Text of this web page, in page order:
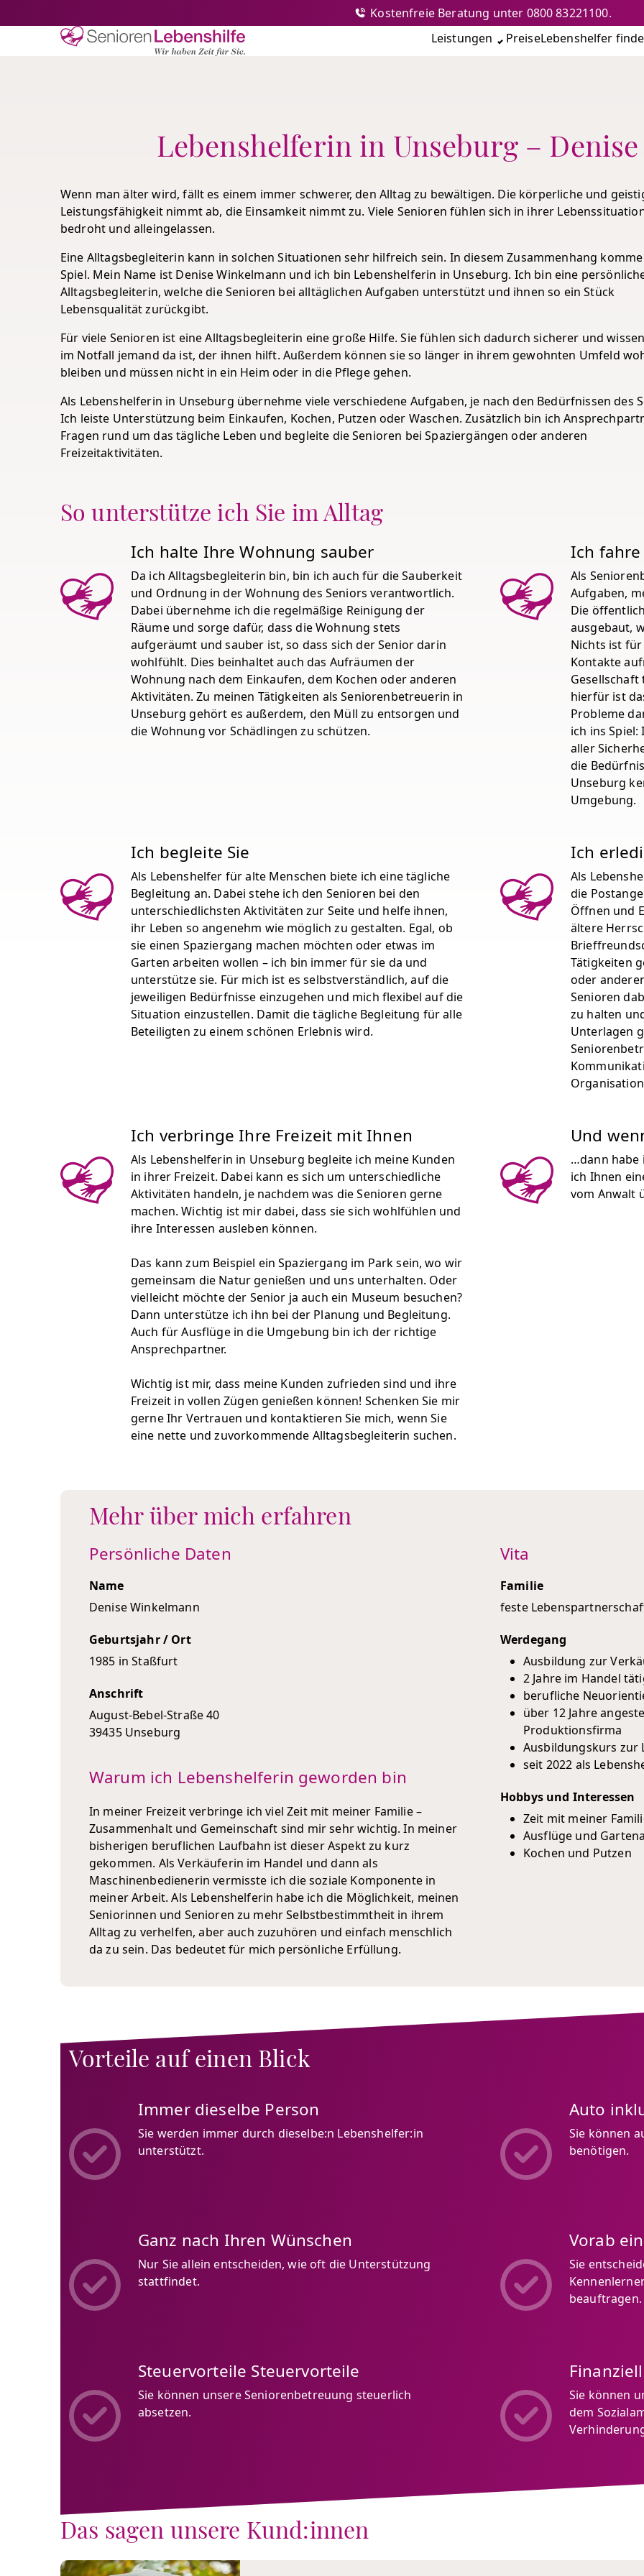
Senioren-Lebenshilfe Leistungen PreiseLebenshelfer
Kostenfreie Beratung unter 0800 83221100.
Lebenshelferin in Unseburg –
Wenn man älter wird, fällt es einem immer schwerer, den Alltag zu bewältigen. Die körperliche und
Leistungsfähigkeit nimmt ab, die Einsamkeit nimmt zu. Viele Senioren fühlen sich in ihrer
bedroht und alleingelassen.
Eine Alltagsbegleiterin kann in solchen Situationen sehr hilfreich sein. In diesem Zusammenhang
Spiel. Mein Name ist Denise Winkelmann und ich bin Lebenshelferin in Unseburg. Ich bin eine
Alltagsbegleiterin, welche die Senioren bei alltäglichen Aufgaben unterstützt und ihnen so ein Stück
Lebensqualität zurückgibt.
Für viele Senioren ist eine Alltagsbegleiterin eine große Hilfe. Sie fühlen sich dadurch sicherer und
im Notfall jemand da ist, der ihnen hilft. Außerdem können sie so länger in ihrem gewohnten Umfeld
bleiben und müssen nicht in ein Heim oder in die Pflege gehen.
Als Lebenshelferin in Unseburg übernehme viele verschiedene Aufgaben, je nach den Bedürfnissen des
Ich leiste Unterstützung beim Einkaufen, Kochen, Putzen oder Waschen. Zusätzlich bin ich
Fragen rund um das tägliche Leben und begleite die Senioren bei Spaziergängen oder anderen
Freizeitaktivitäten.
So unterstütze ich Sie im Alltag
Ich halte Ihre Wohnung sauber
Da ich Alltagsbegleiterin bin, bin ich auch für die Sauberkeit
und Ordnung in der Wohnung des Seniors verantwortlich.
Dabei übernehme ich die regelmäßige Reinigung der
Räume und sorge dafür, dass die Wohnung stets
aufgeräumt und sauber ist, so dass sich der Senior darin
wohlfühlt. Dies beinhaltet auch das Aufräumen der
Wohnung nach dem Einkaufen, dem Kochen oder anderen
Aktivitäten. Zu meinen Tätigkeiten als Seniorenbetreuerin in
Unseburg gehört es außerdem, den Müll zu entsorgen und
die Wohnung vor Schädlingen zu schützen.
Ich
Als
Aufgaben,
Die
ausgebaut,
Nichts ist für
Kontakte
hierfür ist
Probleme
ich ins
aller
die
Unseburg
Umgebung.
Ich begleite Sie
Als Lebenshelfer für alte Menschen biete ich eine tägliche
Begleitung an. Dabei stehe ich den Senioren bei den
unterschiedlichsten Aktivitäten zur Seite und helfe ihnen,
ihr Leben so angenehm wie möglich zu gestalten. Egal, ob
sie einen Spaziergang machen möchten oder etwas im
Garten arbeiten wollen – ich bin immer für sie da und
unterstütze sie. Für mich ist es selbstverständlich, auf die
jeweiligen Bedürfnisse einzugehen und mich flexibel auf die
Situation einzustellen. Damit die tägliche Begleitung für alle
Beteiligten zu einem schönen Erlebnis wird.
Ich
Als
die
Öffnen und
ältere
Tätigkeiten
oder
Senioren
zu halten
Unterlagen
Ich verbringe Ihre Freizeit mit Ihnen
Als Lebenshelferin in Unseburg begleite ich meine Kunden
in ihrer Freizeit. Dabei kann es sich um unterschiedliche
Aktivitäten handeln, je nachdem was die Senioren gerne
machen. Wichtig ist mir dabei, dass sie sich wohlfühlen und
ihre Interessen ausleben können.
Das kann zum Beispiel ein Spaziergang im Park sein, wo wir
gemeinsam die Natur genießen und uns unterhalten. Oder
vielleicht möchte der Senior ja auch ein Museum besuchen?
Dann unterstütze ich ihn bei der Planung und Begleitung.
Auch für Ausflüge in die Umgebung bin ich der richtige
Ansprechpartner.
Wichtig ist mir, dass meine Kunden zufrieden sind und ihre
Freizeit in vollen Zügen genießen können! Schenken Sie mir
gerne Ihr Vertrauen und kontaktieren Sie mich, wenn Sie
eine nette und zuvorkommende Alltagsbegleiterin suchen.
Und
…dann habe
ich Ihnen
vom Anwalt
Mehr über mich erfahren
Persönliche Daten
Name
Denise Winkelmann
Geburtsjahr / Ort
1985 in Staßfurt
Anschrift
August-Bebel-Straße 40
39435 Unseburg
Warum ich Lebenshelferin geworden bin
In meiner Freizeit verbringe ich viel Zeit mit meiner Familie –
Zusammenhalt und Gemeinschaft sind mir sehr wichtig. In meiner
bisherigen beruflichen Laufbahn ist dieser Aspekt zu kurz
gekommen. Als Verkäuferin im Handel und dann als
Maschinenbedienerin vermisste ich die soziale Komponente in
meiner Arbeit. Als Lebenshelferin habe ich die Möglichkeit, meinen
Seniorinnen und Senioren zu mehr Selbstbestimmtheit in ihrem
Alltag zu verhelfen, aber auch zuzuhören und einfach menschlich
da zu sein. Das bedeutet für mich persönliche Erfüllung.
Vita
Familie
feste
Werdegang
Ausbildung zur
2 Jahre im Handel
berufliche
über 12 Jahre
Produktionsfirma
Ausbildungskurs zur
seit 2022 als
Hobbys und Interessen
Zeit mit meiner
Ausflüge und
Kochen und Putzen
Vorteile auf einen Blick
Immer dieselbe Person
Sie werden immer durch dieselbe:n Lebenshelfer:in
unterstützt.
Auto
Sie können
benötigen.
Ganz nach Ihren Wünschen
Nur Sie allein entscheiden, wie oft die Unterstützung
stattfindet.
Vorab
Sie
beauftragen.
Steuervorteile Steuervorteile
Sie können unsere Seniorenbetreuung steuerlich
absetzen.
Sie können
dem
Das sagen unsere Kund:innen